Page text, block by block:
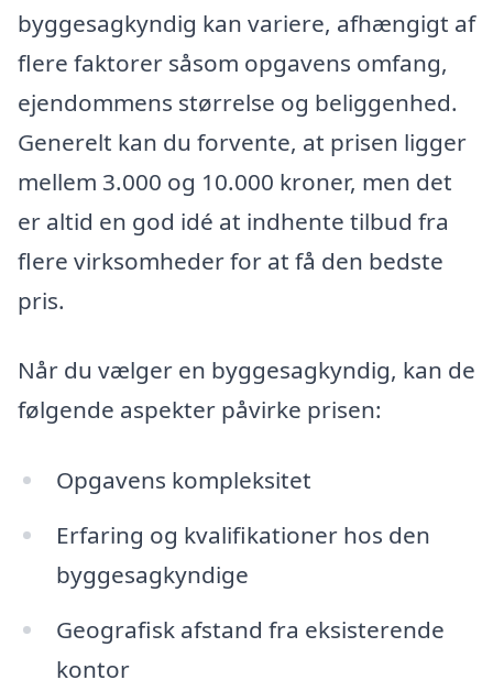
byggesagkyndig kan variere, afhængigt af
flere faktorer såsom opgavens omfang,
ejendommens størrelse og beliggenhed.
Generelt kan du forvente, at prisen ligger
mellem 3.000 og 10.000 kroner, men det
er altid en god idé at indhente tilbud fra
flere virksomheder for at få den bedste
pris.
Når du vælger en byggesagkyndig, kan de
følgende aspekter påvirke prisen:
Opgavens kompleksitet
Erfaring og kvalifikationer hos den
byggesagkyndige
Geografisk afstand fra eksisterende
kontor